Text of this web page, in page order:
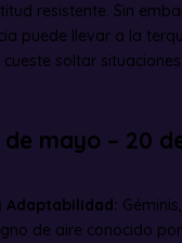
resistente. Sin
puede llevar a la
soltar
de mayo – 20
Adaptabilidad:
de aire conocido